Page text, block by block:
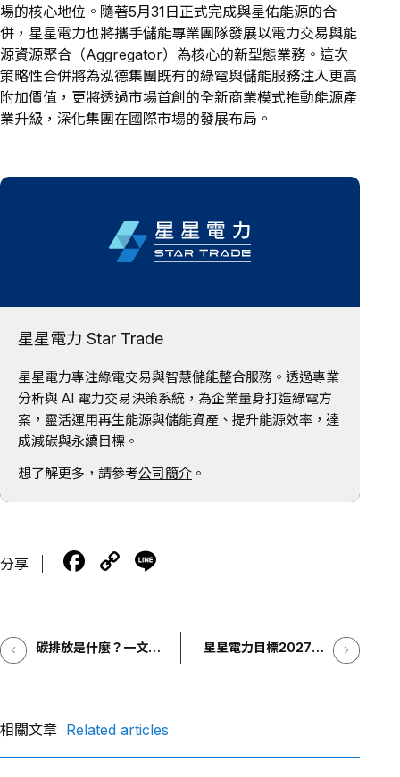
場的核心地位。隨著5月31日正式完成與星佑能源的合
併，星星電力也將攜手儲能專業團隊發展以電力交易與能
源資源聚合（Aggregator）為核心的新型態業務。這次
策略性合併將為泓德集團既有的綠電與儲能服務注入更高
附加價值，更將透過市場首創的全新商業模式推動能源產
業升級，深化集團在國際市場的發展布局。
星星電力 Star Trade
星星電力專注綠電交易與智慧儲能整合服務。透過專業
分析與 AI 電力交易決策系統，為企業量身打造綠電方
案，靈活運用再生能源與儲能資產、提升能源效率，達
成減碳與永續目標。
想了解更多，請參考公司簡介 。
分享
F
e
o
k
C
y
k
碳排放是什麼？一文解
星星電力目標2027年
相關文章 Related articles